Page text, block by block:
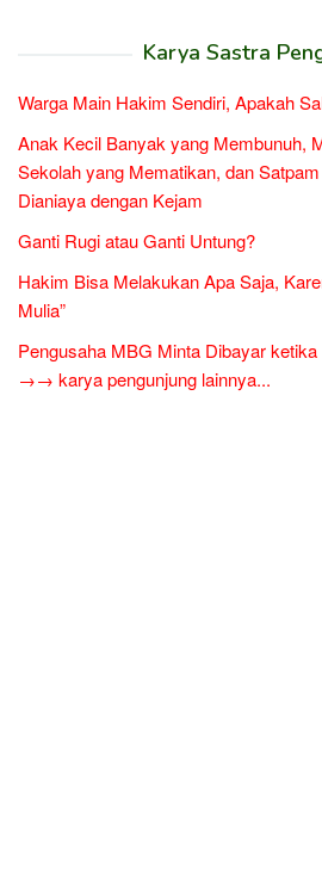
Karya Sastra
Warga Main Hakim Sendiri, Apakah
Anak Kecil Banyak yang Membunuh,
Sekolah yang Mematikan, dan
Dianiaya dengan Kejam
Ganti Rugi atau Ganti Untung?
Hakim Bisa Melakukan Apa Saja,
Mulia”
Pengusaha MBG Minta Dibayar
→→ karya pengunjung lainnya...